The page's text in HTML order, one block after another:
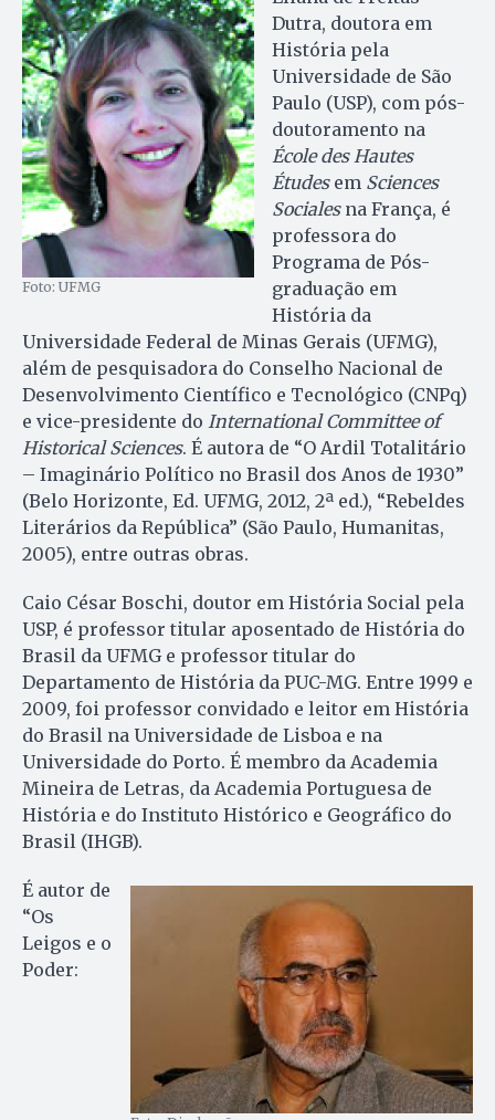
Foto: UFMG
Dutra, doutora em
História pela
Universidade de São
Paulo (USP), com pós-
doutoramento na
École des Hautes
Étudesem Sciences
Socialesna França, é
professora do
Programa de Pós-
graduação em
História da
Universidade Federal de Minas Gerais (UFMG),
além de pesquisadora do Conselho Nacional de
Desenvolvimento Científico e Tecnológico (CNPq)
e vice-presidente do International Committee of
Historical Sciences. É autora de “O Ardil Totalitário
– Imaginário Político no Brasil dos Anos de 1930”
(Belo Horizonte, Ed. UFMG, 2012, 2ª ed.), “Rebeldes
Literários da República” (São Paulo, Humanitas,
2005), entre outras obras.
Caio César Boschi, doutor em História Social pela
USP, é professor titular aposentado de História do
Brasil da UFMG e professor titular do
Departamento de História da PUC-MG. Entre 1999 e
2009, foi professor convidado e leitor em História
do Brasil na Universidade de Lisboa e na
Universidade do Porto. É membro da Academia
Mineira de Letras, da Academia Portuguesa de
História e do Instituto Histórico e Geográfico do
Brasil (IHGB).
É autor de
“Os
Leigos e o
Poder: